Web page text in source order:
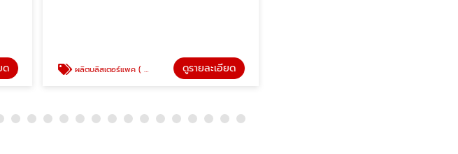
ผลิตบลิสเตอร์แพค ( blister pack ) ดูรายละเอียด